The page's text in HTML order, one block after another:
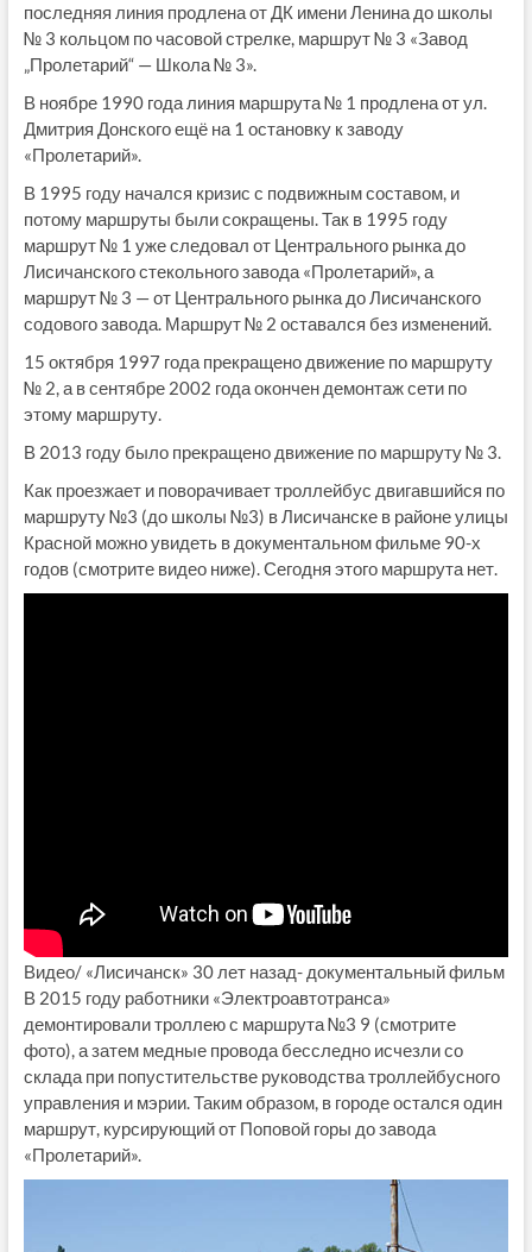
последняя линия продлена от ДК имени Ленина до школы
№ 3 кольцом по часовой стрелке, маршрут № 3 «Завод
„Пролетарий“ — Школа № 3».
В ноябре 1990 года линия маршрута № 1 продлена от ул.
Дмитрия Донского ещё на 1 остановку к заводу
«Пролетарий».
В 1995 году начался кризис с подвижным составом, и
потому маршруты были сокращены. Так в 1995 году
маршрут № 1 уже следовал от Центрального рынка до
Лисичанского стекольного завода «Пролетарий», а
маршрут № 3 — от Центрального рынка до Лисичанского
содового завода. Маршрут № 2 оставался без изменений.
15 октября 1997 года прекращено движение по маршруту
№ 2, а в сентябре 2002 года окончен демонтаж сети по
этому маршруту.
В 2013 году было прекращено движение по маршруту № 3.
Как проезжает и поворачивает троллейбус двигавшийся по
маршруту №3 (до школы №3) в Лисичанске в районе улицы
Красной можно увидеть в документальном фильме 90-х
годов (смотрите видео ниже). Сегодня этого маршрута нет.
Видео/ «Лисичанск» 30 лет назад- документальный фильм
В 2015 году работники «Электроавтотранса»
демонтировали троллею с маршрута №3 9 (смотрите
фото), а затем медные провода бесследно исчезли со
склада при попустительстве руководства троллейбусного
управления и мэрии. Таким образом, в городе остался один
маршрут, курсирующий от Поповой горы до завода
«Пролетарий».